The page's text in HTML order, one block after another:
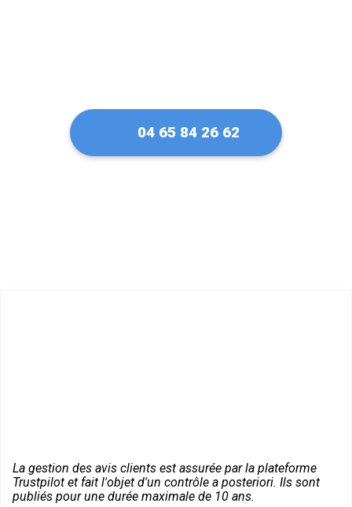
04 65 84 26 62
La gestion des avis clients est assurée par la plateforme
Trustpilot et fait l'objet d'un contrôle a posteriori. Ils sont
publiés pour une durée maximale de 10 ans.